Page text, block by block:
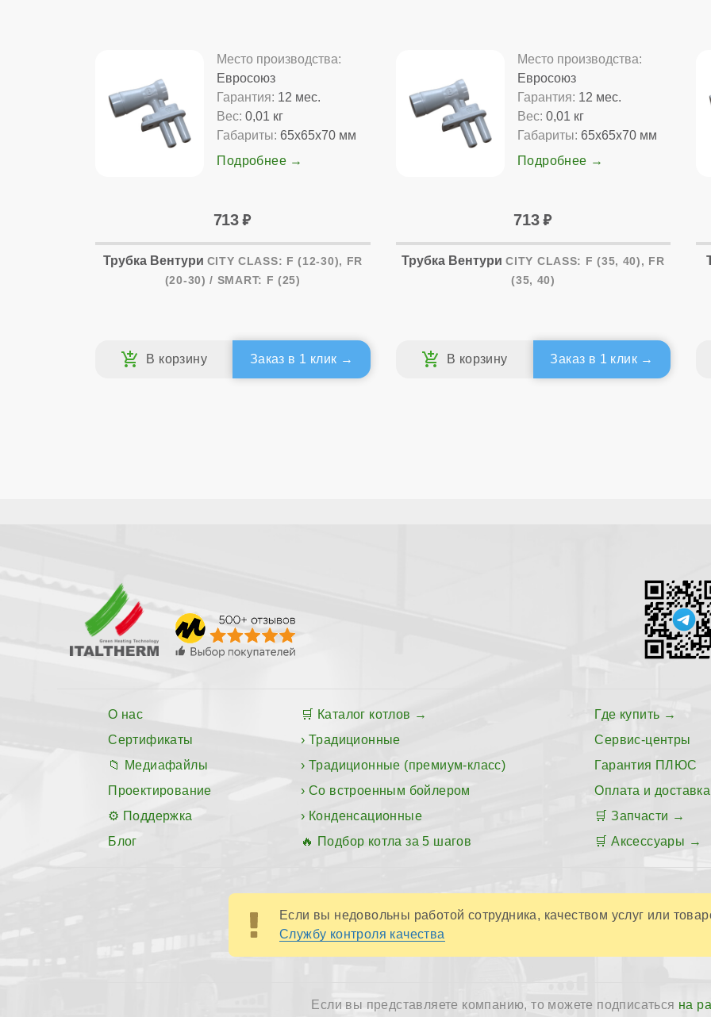
Место производства:
Евросоюз
Гарантия: 12 мес.
Вес: 0,01 кг
Габариты: 65x65x70 мм
Подробнее
713
Трубка Вентури CITY CLASS: F (12-30), FR
(20-30) / SMART: F (25)
Заказ в 1 клик
Место производства:
Евросоюз
Гарантия: 12 мес.
Вес: 0,01 кг
Габариты: 65x65x70 мм
Подробнее
713
Трубка Вентури CITY CLASS: F (35, 40), FR
(35, 40)
Заказ в 1 клик
О нас
Сертификаты
Медиафайлы
Проектирование
Поддержка
Блог
Каталог котлов
Традиционные
Традиционные (премиум-класс)
Со встроенным бойлером
Конденсационные
Подбор котла за 5 шагов
Где купить
Сервис-центры
Гарантия ПЛЮС
Оплата и доставка
Запчасти
Аксессуары
Если вы недовольны работой сотрудника, качеством услуг или
Службу контроля качества
Если вы представляете компанию, то можете подписаться на